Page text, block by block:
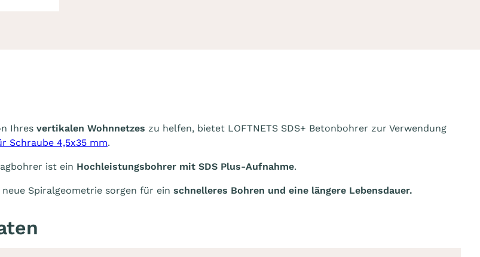
Ihres vertikalen Wohnnetzes zu helfen, bietet LOFTNETS SDS+ Betonbohrer zur Verwendung
Schraube 4,5x35 mm.
ist ein Hochleistungsbohrer mit SDS Plus-Aufnahme.
Spiralgeometrie sorgen für ein schnelleres Bohren und eine längere Lebensdauer.